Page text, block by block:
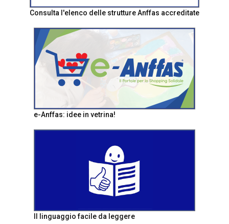
Consulta l'elenco delle strutture Anffas accreditate
e-Anffas: idee in vetrina!
Il linguaggio facile da leggere